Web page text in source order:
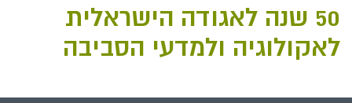
50 שנה לאגודה הישראלית
לאקולוגיה ולמדעי הסביבה